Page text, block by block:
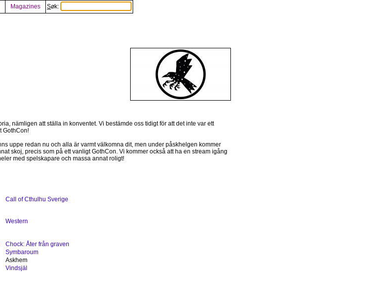
Magazines Søk:
nämligen att ställa in konventet. Vi bestämde oss tidigt för att det inte var ett
GothCon!
uppe redan nu och alla är varmt välkomna dit, men under påskhelgen kommer
skoj, precis som på ett vanligt GothCon. Vi kommer också att ha en stream igång
med spelskapare och massa annat roligt!
Call of Cthulhu Sverige
Western
Chock: Åter från graven
Symbaroum
Askhem
Vindsjäl